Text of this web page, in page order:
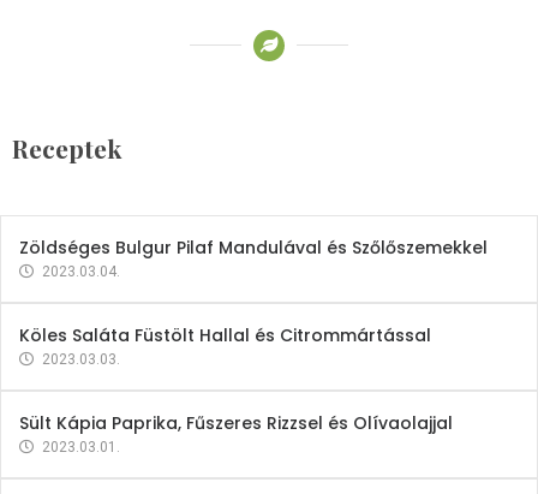
Receptek
2023.03.06.
Zöldséges Bulgur Pilaf Mandulával és Szőlőszemekkel
2023.03.04.
Köles Saláta Füstölt Hallal és Citrommártással
2023.03.03.
Sült Kápia Paprika, Fűszeres Rizzsel és Olívaolajjal
2023.03.01.